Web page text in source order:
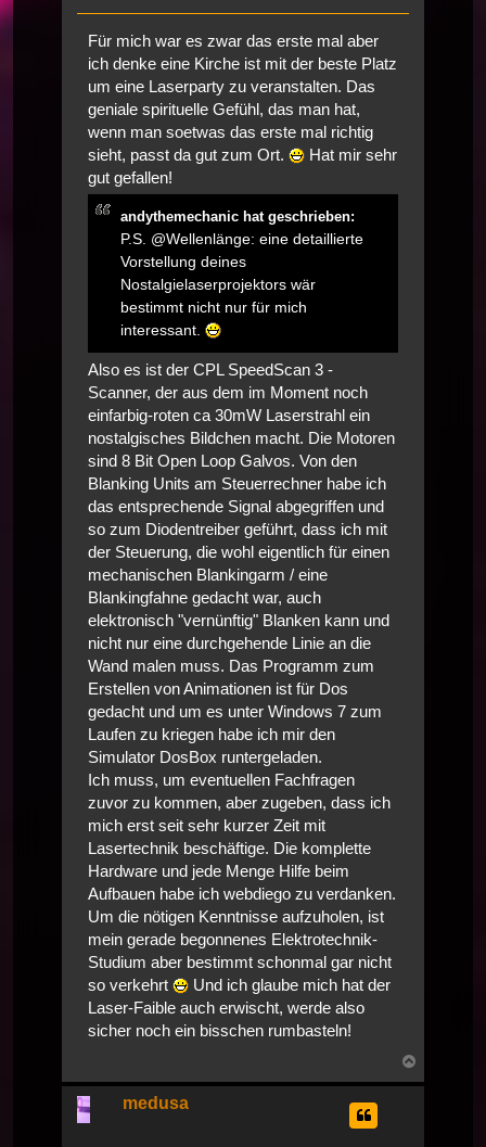
Für mich war es zwar das erste mal aber
ich denke eine Kirche ist mit der beste Platz
um eine Laserparty zu veranstalten. Das
geniale spirituelle Gefühl, das man hat,
wenn man soetwas das erste mal richtig
sieht, passt da gut zum Ort.
Hat mir sehr
gut gefallen!
andythemechanic hat geschrieben:
P.S. @Wellenlänge: eine detaillierte
Vorstellung deines
Nostalgielaserprojektors wär
bestimmt nicht nur für mich
interessant.
Also es ist der CPL SpeedScan 3 -
Scanner, der aus dem im Moment noch
einfarbig-roten ca 30mW Laserstrahl ein
nostalgisches Bildchen macht. Die Motoren
sind 8 Bit Open Loop Galvos. Von den
Blanking Units am Steuerrechner habe ich
das entsprechende Signal abgegriffen und
so zum Diodentreiber geführt, dass ich mit
der Steuerung, die wohl eigentlich für einen
mechanischen Blankingarm / eine
Blankingfahne gedacht war, auch
elektronisch "vernünftig" Blanken kann und
nicht nur eine durchgehende Linie an die
Wand malen muss. Das Programm zum
Erstellen von Animationen ist für Dos
gedacht und um es unter Windows 7 zum
Laufen zu kriegen habe ich mir den
Simulator DosBox runtergeladen.
Ich muss, um eventuellen Fachfragen
zuvor zu kommen, aber zugeben, dass ich
mich erst seit sehr kurzer Zeit mit
Lasertechnik beschäftige. Die komplette
Hardware und jede Menge Hilfe beim
Aufbauen habe ich webdiego zu verdanken.
Um die nötigen Kenntnisse aufzuholen, ist
mein gerade begonnenes Elektrotechnik-
Studium aber bestimmt schonmal gar nicht
so verkehrt
Und ich glaube mich hat der
Laser-Faible auch erwischt, werde also
sicher noch ein bisschen rumbasteln!
oben
medusa